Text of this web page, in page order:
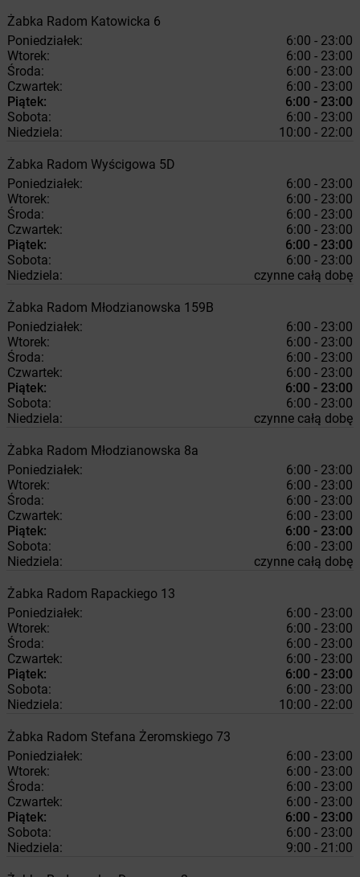
Żabka Radom Katowicka 6
Poniedziałek:
6:00 - 23:00
Wtorek:
6:00 - 23:00
Środa:
6:00 - 23:00
Czwartek:
6:00 - 23:00
Piątek:
6:00 - 23:00
Sobota:
6:00 - 23:00
Niedziela:
10:00 - 22:00
Żabka Radom Wyścigowa 5D
Poniedziałek:
6:00 - 23:00
Wtorek:
6:00 - 23:00
Środa:
6:00 - 23:00
Czwartek:
6:00 - 23:00
Piątek:
6:00 - 23:00
Sobota:
6:00 - 23:00
Niedziela:
czynne całą dobę
Żabka Radom Młodzianowska 159B
Poniedziałek:
6:00 - 23:00
Wtorek:
6:00 - 23:00
Środa:
6:00 - 23:00
Czwartek:
6:00 - 23:00
Piątek:
6:00 - 23:00
Sobota:
6:00 - 23:00
Niedziela:
czynne całą dobę
Żabka Radom Młodzianowska 8a
Poniedziałek:
6:00 - 23:00
Wtorek:
6:00 - 23:00
Środa:
6:00 - 23:00
Czwartek:
6:00 - 23:00
Piątek:
6:00 - 23:00
Sobota:
6:00 - 23:00
Niedziela:
czynne całą dobę
Żabka Radom Rapackiego 13
Poniedziałek:
6:00 - 23:00
Wtorek:
6:00 - 23:00
Środa:
6:00 - 23:00
Czwartek:
6:00 - 23:00
Piątek:
6:00 - 23:00
Sobota:
6:00 - 23:00
Niedziela:
10:00 - 22:00
Żabka Radom Stefana Żeromskiego 73
Poniedziałek:
6:00 - 23:00
Wtorek:
6:00 - 23:00
Środa:
6:00 - 23:00
Czwartek:
6:00 - 23:00
Piątek:
6:00 - 23:00
Sobota:
6:00 - 23:00
Niedziela:
9:00 - 21:00